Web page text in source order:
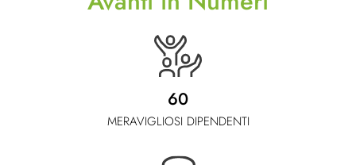
60
MERAVIGLIOSI DIPENDENTI